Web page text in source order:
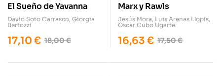
El Sueño de Yavanna
David Soto Carrasco, Giorgia
Bertozzi
18,00€
17,10 €
Marx y Rawls
Jesús Mora, Luis Arenas Llopis,
Óscar Cubo Ugarte
17,50€
16,63 €